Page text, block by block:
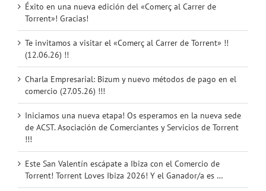
Éxito en una nueva edición del «Comerç al Carrer de
Torrent»! Gracias!
Te invitamos a visitar el «Comerç al Carrer de Torrent» !!
(12.06.26) !!
Charla Empresarial: Bizum y nuevo métodos de pago en el
comercio (27.05.26) !!!
Iniciamos una nueva etapa! Os esperamos en la nueva sede
de ACST. Asociación de Comerciantes y Servicios de Torrent
!!!
Este San Valentín escápate a Ibiza con el Comercio de
Torrent! Torrent Loves Ibiza 2026! Y el Ganador/a es …